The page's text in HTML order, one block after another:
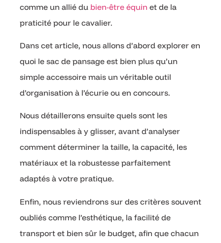
comme un allié du bien-être équin et de la
praticité pour le cavalier.
Dans cet article, nous allons d’abord explorer en
quoi le sac de pansage est bien plus qu’un
simple accessoire mais un véritable outil
d’organisation à l’écurie ou en concours.
Nous détaillerons ensuite quels sont les
indispensables à y glisser, avant d’analyser
comment déterminer la taille, la capacité, les
matériaux et la robustesse parfaitement
adaptés à votre pratique.
Enfin, nous reviendrons sur des critères souvent
oubliés comme l’esthétique, la facilité de
transport et bien sûr le budget, afin que chacun